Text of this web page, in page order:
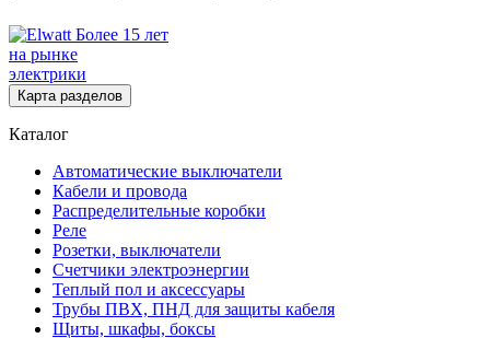
Более 15 лет
на рынке
электрики
Карта разделов
Каталог
Автоматические выключатели
Кабели и провода
Распределительные коробки
Реле
Розетки, выключатели
Счетчики электроэнергии
Теплый пол и аксессуары
Трубы ПВХ, ПНД для защиты кабеля
Щиты, шкафы, боксы